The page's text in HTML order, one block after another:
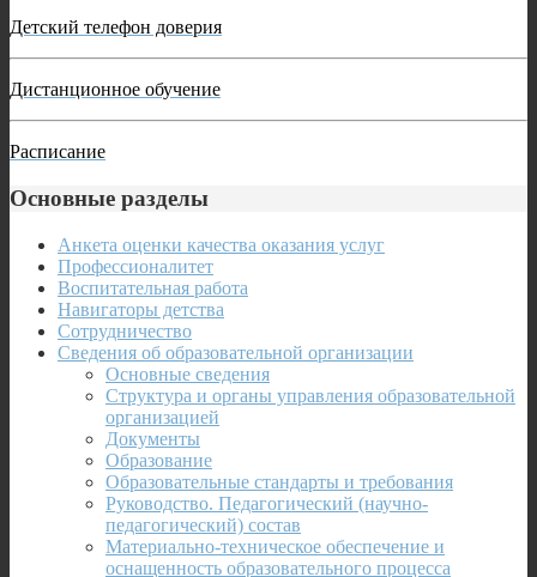
Детский телефон доверия
Дистанционное обучение
Расписание
Основные разделы
Анкета оценки качества оказания услуг
Профессионалитет
Воспитательная работа
Навигаторы детства
Сотрудничество
Сведения об образовательной организации
Основные сведения
Структура и органы управления образовательной
организацией
Документы
Образование
Образовательные стандарты и требования
Руководство. Педагогический (научно-
педагогический) состав
Материально-техническое обеспечение и
оснащенность образовательного процесса